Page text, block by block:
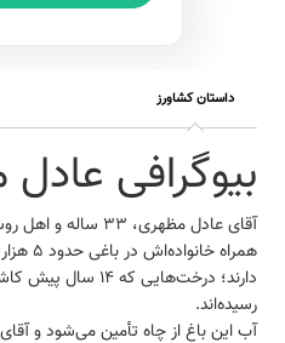
داستان کشاورز
بیوگرافی
آقای عادل مظهری،
دارند؛ درخت‌هایی
رسیده‌اند.
آب این باغ از چاه تأمین می‌شود و